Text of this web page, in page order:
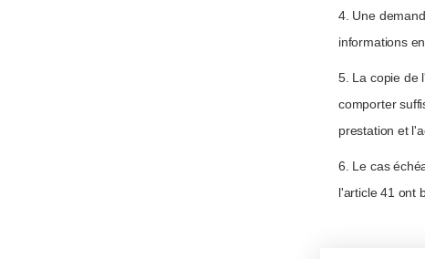
4. Une
informations
5. La copie de
comporter
prestation et
6. Le cas
l'article 41 ont